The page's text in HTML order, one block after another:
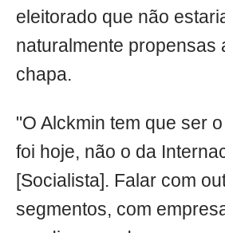
eleitorado que não
naturalmente propensas
chapa.
"O Alckmin tem que ser
foi hoje, não o da
[Socialista]. Falar com
segmentos, com